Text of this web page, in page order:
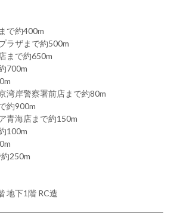
で約400m
ラザまで約500m
まで約650m
700m
湾岸警察署前店まで約80m
約900m
青海店まで約150m
100m
250m
地下1階 RC造